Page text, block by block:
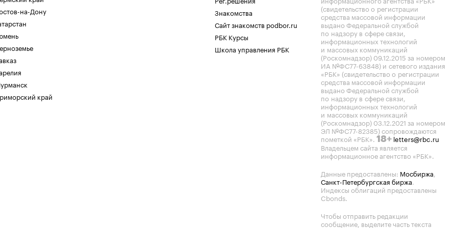
на-Дону
край
Знакомства
Сайт знакомств podbor.ru
РБК Курсы
Школа управления РБК
(свидетельство о регистрации
средства массовой информации
выдано Федеральной службой
по надзору в сфере связи,
информационных технологий
и массовых коммуникаций
(Роскомнадзор) 09.12.2015 за номером
ИА №ФС77-63848) и сетевого издания
«РБК» (свидетельство о регистрации
средства массовой информации
выдано Федеральной службой
по надзору в сфере связи,
информационных технологий
и массовых коммуникаций
(Роскомнадзор) 03.12.2021 за номером
ЭЛ №ФС77-82385) сопровождаются
пометкой «РБК». 18+ letters@rbc.ru
Владельцем сайта является
информационное агентство «РБК».
Данные предоставлены: Мосбиржа,
Санкт-Петербургская биржа.
Индексы облигаций предоставлены
Cbonds.
Чтобы отправить редакции
сообщение, выделите часть текста